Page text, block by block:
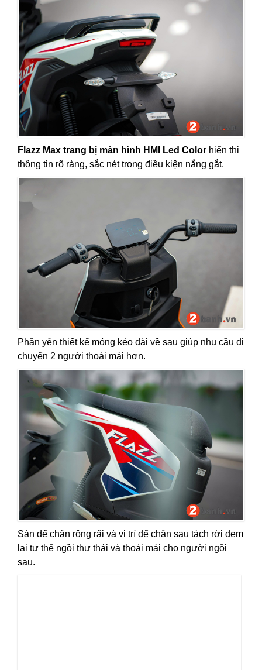
Flazz Max trang bị màn hình HMI Led Color hiển thị
thông tin rõ ràng, sắc nét trong điều kiện nắng gắt.
Phần yên thiết kế mỏng kéo dài về sau giúp nhu cầu di
chuyển 2 người thoải mái hơn.
Sàn để chân rộng rãi và vị trí để chân sau tách rời đem
lại tư thế ngồi thư thái và thoải mái cho người ngồi
sau.